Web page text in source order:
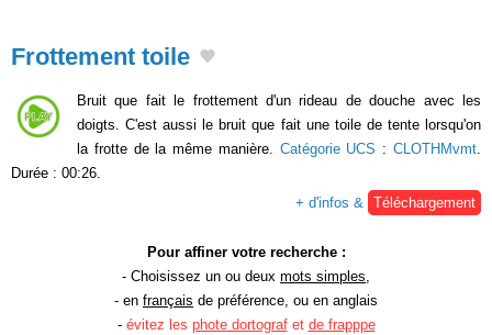
Frottement toile
Bruit que fait le frottement d'un rideau de douche avec les
doigts. C'est aussi le bruit que fait une toile de tente lorsqu'on
la frotte de la même manière. Catégorie UCS :CLOTHMvmt.
Durée : 00:26.
+ d'infos & Téléchargement
Pour affiner votre recherche :
- Choisissez un ou deux mots simples,
- en français de préférence, ou en anglais
- évitez les phote dortografet de frapppe